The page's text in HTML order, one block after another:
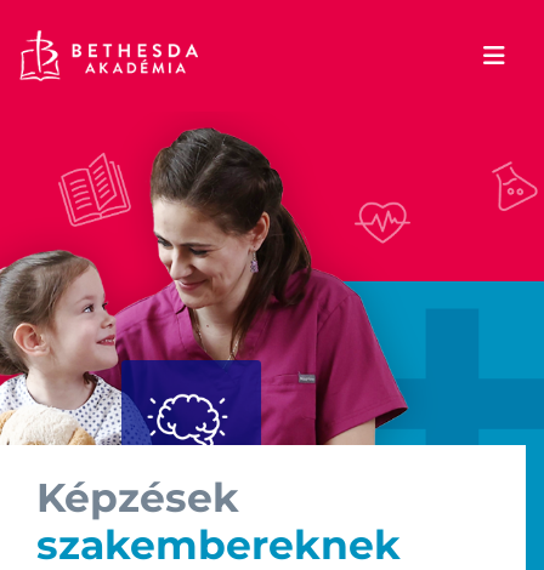
Képzések
szakembereknek